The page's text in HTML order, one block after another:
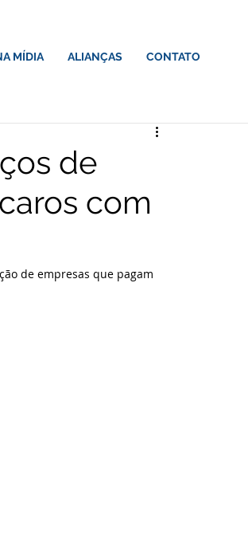
MÍDIA ALIANÇAS CONTATO
de
com
de empresas que pagam